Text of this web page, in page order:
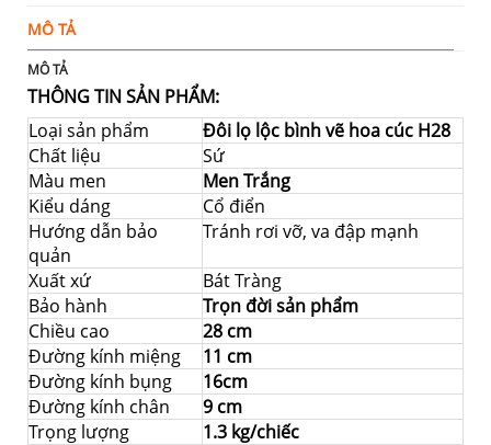
MÔ TẢ
MÔ TẢ
THÔNG TIN SẢN PHẨM:
Loại sản phẩm
Đôi lọ lộc bình vẽ hoa cúc H28
Chất liệu
Sứ
Màu men
Men Trắng
Kiểu dáng
Cổ điển
Hướng dẫn bảo
quản
Tránh rơi vỡ, va đập mạnh
Xuất xứ
Bát Tràng
Bảo hành
Trọn đời sản phẩm
Chiều cao
28 cm
Đường kính miệng
11 cm
Đường kính bụng
16cm
Đường kính chân
9 cm
Trọng lượng
1.3 kg/chiếc